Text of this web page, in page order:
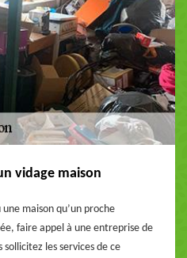
vidage maison
maison qu’un proche
faire appel à une entreprise de
les services de ce